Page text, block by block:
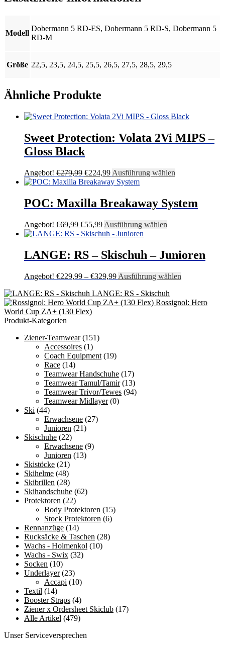
Modell
Dobermann 5 RD-ES, Dobermann 5 RD-S, Dobermann 5
RD-M
Größe 22,5, 23,5, 24,5, 25,5, 26,5, 27,5, 28,5, 29,5
Ähnliche Produkte
Sweet Protection: Volata 2Vi MIPS –
Gloss Black
Angebot! €279,99 Ursprünglicher
Preis
€279,99
€224,99Aktueller
Preis
€224,99.
Ausführung wählen
mehrere
Varianten
auf
der
gewählt
POC: Maxilla Breakaway System
Angebot! €69,99 Ursprünglicher
Preis
€69,99
€55,99Aktueller
Preis
€55,99.
Ausführung wählen
mehrere
Varianten
Die
können
auf
LANGE: RS – Skischuh – Junioren
Angebot! €229,99 – €329,99Preisspanne:
bis
€329,99
Ausführung wählen
mehrere
LANGE: RS - Skischuh
Rossignol: Hero
World Cup ZA+ (130 Flex)
Produkt-Kategorien
Ziener-Teamwear (151)
Accessoires (1)
Coach Equipment (19)
Race (14)
Teamwear Handschuhe (17)
Teamwear Tamul/Tamir (13)
Teamwear Trivor/Tewes (94)
Teamwear Midlayer (0)
Ski (44)
Erwachsene (27)
Junioren (21)
Skischuhe (22)
Erwachsene (9)
Junioren (13)
Skistöcke (21)
Skihelme (48)
Skibrillen (28)
Skihandschuhe (62)
Protektoren (22)
Body Protektoren (15)
Stock Protektoren (6)
Rennanzüge (14)
Rucksäcke & Taschen (28)
Wachs - Holmenkol (10)
Wachs - Swix (32)
Socken (10)
Underlayer (23)
Accapi (10)
Textil (14)
Booster Straps (4)
Ziener x Ordersheet Skiclub (17)
Alle Artikel (479)
Unser Serviceversprechen